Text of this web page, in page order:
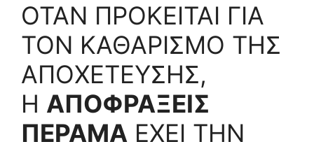
ΟΤΑΝ ΠΡΟΚΕΙΤΑΙ ΓΙΑ
ΤΟΝ ΚΑΘΑΡΙΣΜΟ ΤΗΣ
ΑΠΟΧΕΤΕΥΣΗΣ,
Η ΑΠΟΦΡΑΞΕΙΣ
ΠΕΡΑΜΑ ΕΧΕΙ ΤΗΝ